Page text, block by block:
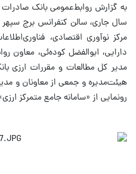
به گزارش روابط‌عمومی بانک صادرات
سال جاری، سالن کنفرانس برج
مرکز نوآوری اقتصادی،
دارایی، ابوالفضل کوده‌ئی، معاون
مدیر کل مطالعات و مقررات ارزی
هیئت‌مدیره و جمعی از معاونان و
رونمایی از «سامانه جامع متمرکز